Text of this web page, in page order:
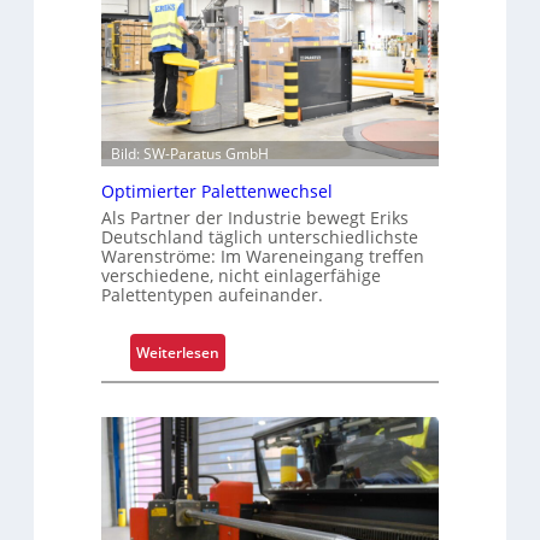
n
s
i
h
e
r
e
Z
e
i
t
n
“
p
a
r
n
t
e
L
a
g
e
r
o
s
e
n
Bild: SW-Paratus GmbH
Optimierter Palettenwechsel
Als Partner der Industrie bewegt Eriks
Deutschland täglich unterschiedlichste
Warenströme: Im Wareneingang treffen
verschiedene, nicht einlagerfähige
Palettentypen aufeinander.
Weiterlesen:
O
t
i
m
i
e